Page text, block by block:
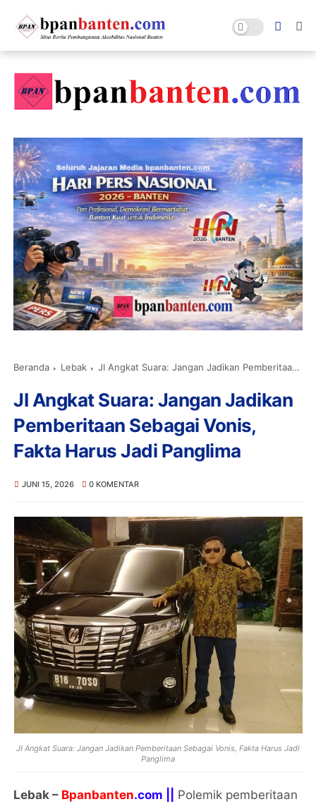
Beranda Lebak JI Angkat Suara: Jangan Jadikan Pemberitaan Sebagai Vonis, Fakta Harus Jadi Panglima
JI Angkat Suara: Jangan Jadikan
Pemberitaan Sebagai Vonis,
Fakta Harus Jadi Panglima
JUNI 15, 2026 0 KOMENTAR
JI Angkat Suara: Jangan Jadikan Pemberitaan Sebagai Vonis, Fakta Harus Jadi
Panglima
Lebak – Bpanbanten.com ||
Polemik pemberitaan